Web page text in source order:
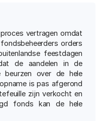
vertragen omdat
orders
feestdagen
de aandelen in de
beurzen over de hele
is pas afgerond
zijn verkocht en
fonds kan de hele